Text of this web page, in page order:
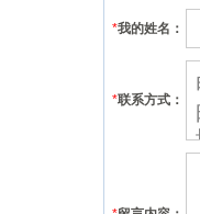
*我的姓名：
*联系方式：